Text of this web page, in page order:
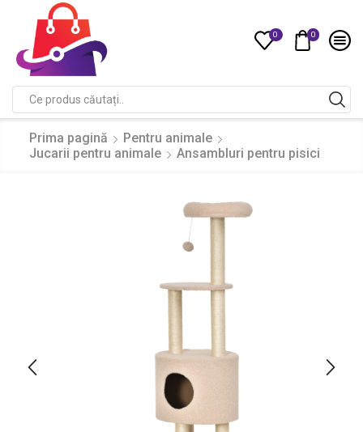
0 0
input
Prima pagină
Pentru animale
Jucarii pentru animale
Ansambluri pentru pisici